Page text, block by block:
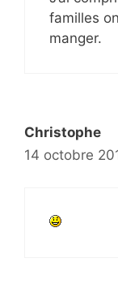
familles
manger.
Christophe
14 octobre